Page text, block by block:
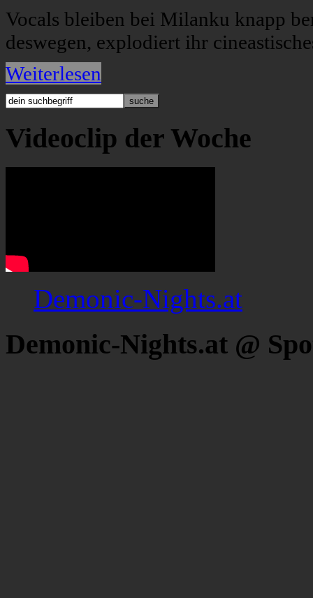
Vocals bleiben bei Milanku knapp
deswegen, explodiert ihr
Weiterlesen
Videoclip der Woche
Demonic-Nights.at
Demonic-Nights.at @